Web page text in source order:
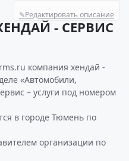
✎Редактировать описание
- СЕРВИС
компания хендай -
«Автомобили,
– услуги под номером
в городе Тюмень по
организации по